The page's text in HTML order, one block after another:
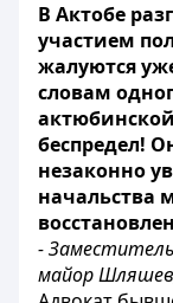
В Актобе
участием
жалуются
словам
беспредел!
незаконно
начальства
-
майор